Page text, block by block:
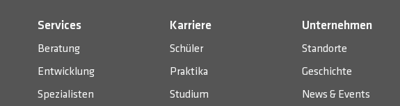
Services
Beratung
Entwicklung
Spezialisten
Karriere
Schüler
Praktika
Studium
Unternehmen
Standorte
Geschichte
News & Events